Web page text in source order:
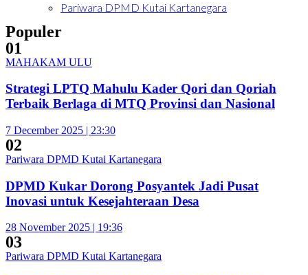
Pariwara DPMD Kutai Kartanegara
Populer
01
MAHAKAM ULU
Strategi LPTQ Mahulu Kader Qori dan Qoriah
Terbaik Berlaga di MTQ Provinsi dan Nasional
7 December 2025 | 23:30
02
Pariwara DPMD Kutai Kartanegara
DPMD Kukar Dorong Posyantek Jadi Pusat
Inovasi untuk Kesejahteraan Desa
28 November 2025 | 19:36
03
Pariwara DPMD Kutai Kartanegara